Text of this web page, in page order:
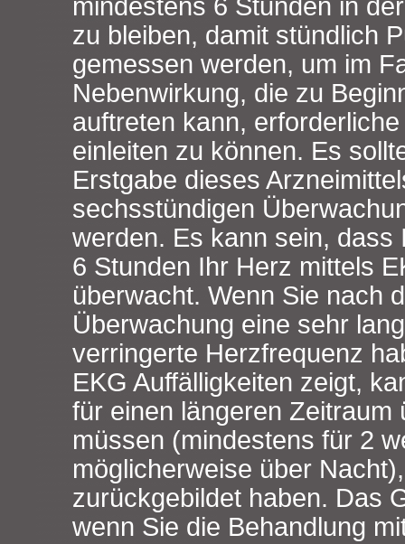
mindestens 6 Stunden in
zu bleiben, damit stündlich
gemessen werden, um im
Nebenwirkung, die zu
auftreten kann,
einleiten zu können. Es
Erstgabe dieses
sechsstündigen
werden. Es kann sein, dass
6 Stunden Ihr Herz mittels
überwacht. Wenn Sie nach
Überwachung eine sehr
verringerte Herzfrequenz
EKG Auffälligkeiten zeigt,
für einen längeren Zeitraum
müssen (mindestens für 2
möglicherweise über
zurückgebildet haben. Das
wenn Sie die Behandlung